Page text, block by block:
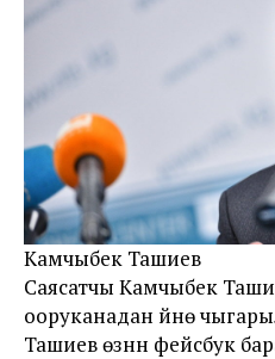
Камчыбек Ташиев
Саясатчы Камчыбек
ооруканадан үйүнө
Ташиев өзүнүн фейсбук